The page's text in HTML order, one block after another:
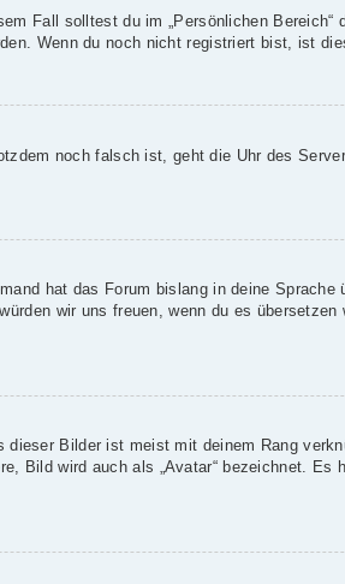
Fall solltest du im „Persönlichen
Wenn du noch nicht registriert bist, ist
noch falsch ist, geht die Uhr des
hat das Forum bislang in deine
wir uns freuen, wenn du es
Bilder ist meist mit deinem Rang
Bild wird auch als „Avatar“ bezeichnet. Es